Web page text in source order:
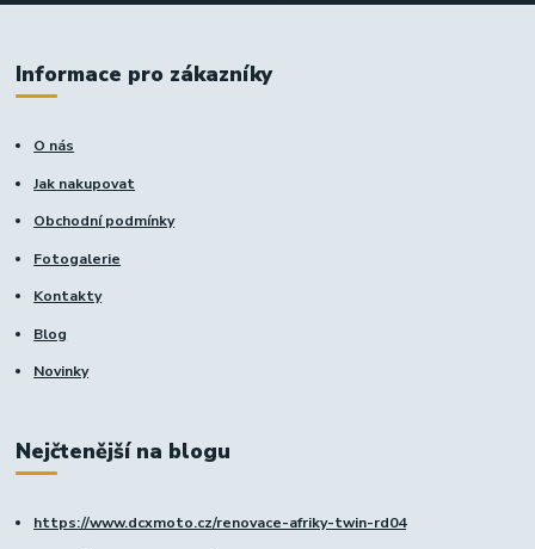
Informace pro zákazníky
O nás
Jak nakupovat
Obchodní podmínky
Fotogalerie
Kontakty
Blog
Novinky
Nejčtenější na blogu
https://www.dcxmoto.cz/renovace-afriky-twin-rd04